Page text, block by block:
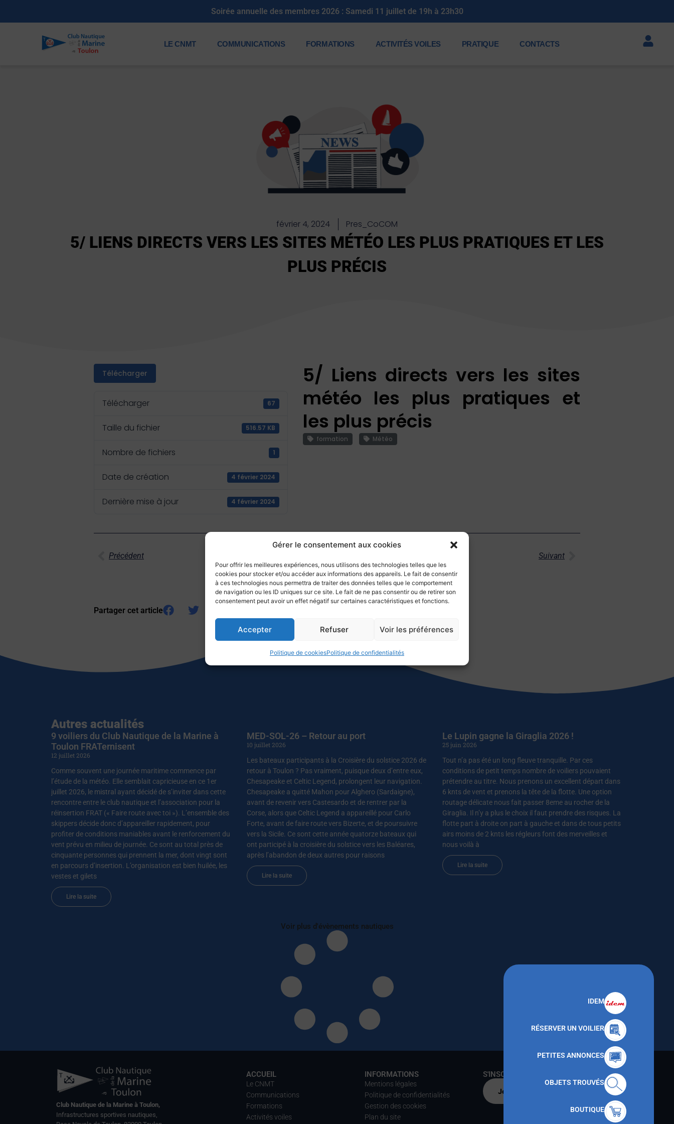
Gérer le consentement aux cookies
Pour offrir les meilleures expériences, nous utilisons des technologies telles que les
cookies pour stocker et/ou accéder aux informations des appareils. Le fait de consentir
à ces technologies nous permettra de traiter des données telles que le comportement
de navigation ou les ID uniques sur ce site. Le fait de ne pas consentir ou de retirer son
consentement peut avoir un effet négatif sur certaines caractéristiques et fonctions.
Accepter Refuser Voir les préférences
Politique de cookiesPolitique de confidentialités
Soirée annuelle des membres 2026 : Samedi 11 juillet de 19h à 23h30
LE CNMT COMMUNICATIONS FORMATIONS ACTIVITÉS VOILES PRATIQUE CONTACTS
février 4, 2024 Pres_CoCOM
5/ LIENS DIRECTS VERS LES SITES MÉTÉO LES PLUS PRATIQUES ET LES
PLUS PRÉCIS
Télécharger
Télécharger 67
Taille du fichier 516.57 KB
Nombre de fichiers 1
Date de création 4 février 2024
Dernière mise à jour 4 février 2024
5/ Liens directs vers les sites
météo les plus pratiques et
les plus précis
formation Météo
Précédent Suivant
Partager cet article
Autres actualités
9 voiliers du Club Nautique de la Marine à
Toulon FRATernisent
12 juillet 2026
Comme souvent une journée maritime commence par
l’étude de la météo. Elle semblait capricieuse en ce 1er
juillet 2026, le mistral ayant décidé de s’inviter dans cette
rencontre entre le club nautique et l’association pour la
réinsertion FRAT (« Faire route avec toi »). L’ensemble des
skippers décide donc d’appareiller rapidement, pour
profiter de conditions maniables avant le renforcement du
vent prévu en milieu de journée. Ce sont au total près de
cinquante personnes qui prennent la mer, dont vingt sont
en parcours d’insertion. L’organisation est bien huilée, les
vestes et gilets
Lire la suite
MED-SOL-26 – Retour au port
10 juillet 2026
Les bateaux participants à la Croisière du solstice 2026 de
retour à Toulon ? Pas vraiment, puisque deux d’entre eux,
Chesapeake et Celtic Legend, prolongent leur navigation.
Chesapeake a quitté Mahon pour Alghero (Sardaigne),
avant de revenir vers Castesardo et de rentrer par la
Corse, alors que Celtic Legend a appareillé pour Carlo
Forte, avant de faire route vers Bizerte, et de poursuivre
vers la Sicile. Ce sont cette année quatorze bateaux qui
ont participé à la croisière du solstice vers les Baléares,
après l’abandon de deux autres pour raisons
Lire la suite
Le Lupin gagne la Giraglia 2026 !
25 juin 2026
Tout n’a pas été un long fleuve tranquille. Par ces
conditions de petit temps nombre de voiliers pouvaient
prétendre au titre. Nous prenons un excellent départ dans
6 knts de vent et prenons la tête de la flotte. Une option
routage délicate nous fait passer 8eme au rocher de la
Giraglia. Il n’y a plus le choix il faut prendre des risques. La
flotte part à droite on part à gauche et dans de tous petits
airs moins de 2 knts les régleurs font des merveilles et
nous voilà à
Lire la suite
Voir plus d'évènements nautiques
IDEM
RÉSERVER UN VOILIER
PETITES ANNONCES
OBJETS TROUVÉS
BOUTIQUE
Club Nautique de la Marine à Toulon,
Infrastructures sportives nautiques,
ACCUEIL
Le CNMT
Communications
Formations
Activités voiles
INFORMATIONS
Mentions légales
Politique de confidentialités
Gestion des cookies
Plan du site
S'INSCRIRE AU CNMT
Je m'inscris par